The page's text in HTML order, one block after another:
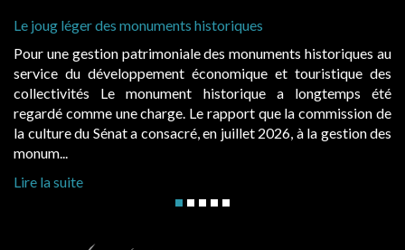
historiques
des monuments historiques au
économique et touristique des
historique a longtemps été
charge. Le rapport que la commission de
a consacré, en juillet 2026, à la gestion des
Evocatrices des
également un beau
public, elles
d’occupation.